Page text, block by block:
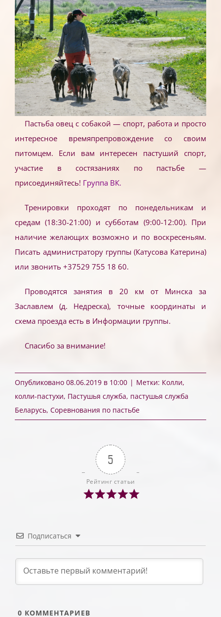
Пастьба овец с собакой — спорт, работа и просто
интересное времяпрепровождение со своим
питомцем. Если вам интересен пастуший спорт,
участие в состязаниях по пастьбе —
присоединяйтесь! Группа ВК.
Тренировки проходят по понедельникам и
средам (18:30-21:00) и субботам (9:00-12:00). При
наличие желающих возможно и по воскресеньям.
Писать администратору группы (Катусова Катерина)
или звонить +37529 755 18 60.
Проводятся занятия в 20 км от Минска за
Заславлем (д. Недреска), точные координаты и
схема проезда есть в Информации группы.
Спасибо за внимание!
Опубликовано 08.06.2019 в 10:00 | Метки: Колли,
колли-пастухи, Пастушья служба, пастушья служба
Беларусь, Соревнования по пастьбе
5
Рейтинг статьи
Подписаться
0 КОММЕНТАРИЕВ